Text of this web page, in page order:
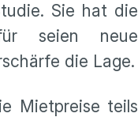
Sie hat die
seien neue
die Lage.
Mietpreise teils